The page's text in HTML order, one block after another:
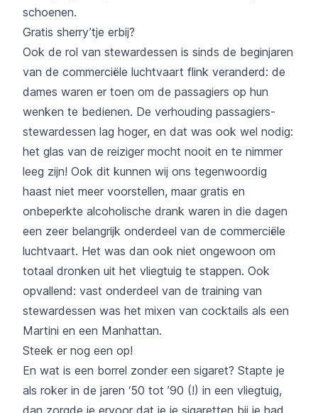
schoenen.
Gratis sherry’tje erbij?
Ook de rol van stewardessen is sinds de beginjaren
van de commerciële luchtvaart flink veranderd: de
dames waren er toen om de passagiers op hun
wenken te bedienen. De verhouding passagiers-
stewardessen lag hoger, en dat was ook wel nodig:
het glas van de reiziger mocht nooit en te nimmer
leeg zijn! Ook dit kunnen wij ons tegenwoordig
haast niet meer voorstellen, maar gratis en
onbeperkte alcoholische drank waren in die dagen
een zeer belangrijk onderdeel van de commerciële
luchtvaart. Het was dan ook niet ongewoon om
totaal dronken uit het vliegtuig te stappen. Ook
opvallend: vast onderdeel van de training van
stewardessen was het mixen van cocktails als een
Martini en een Manhattan.
Steek er nog een op!
En wat is een borrel zonder een sigaret? Stapte je
als roker in de jaren ‘50 tot ’90 (!) in een vliegtuig,
dan zorgde je ervoor dat je je sigaretten bij je had.